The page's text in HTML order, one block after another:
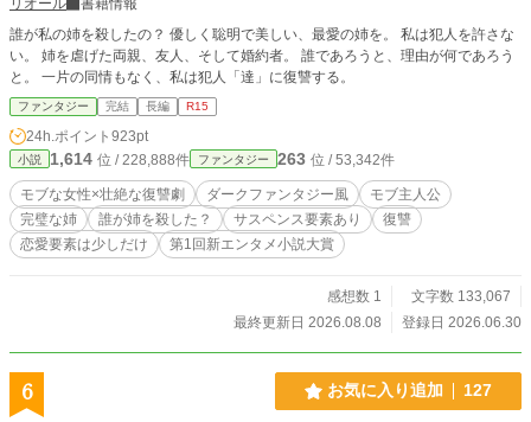
リオール
書籍情報
誰が私の姉を殺したの？ 優しく聡明で美しい、最愛の姉を。 私は犯人を許さな
い。 姉を虐げた両親、友人、そして婚約者。 誰であろうと、理由が何であろう
と。 一片の同情もなく、私は犯人「達」に復讐する。
ファンタジー 完結 長編 R15
24h.ポイント 923pt
小説 1,614 位 / 228,888件 ファンタジー 263 位 / 53,342件
モブな女性×壮絶な復讐劇 ダークファンタジー風
モブ主人公
完璧な姉
誰が姉を殺した？ サスペンス要素あり
復讐
恋愛要素は少しだけ
第1回新エンタメ小説大賞
感想数 1
文字数 133,067
最終更新日 2026.08.08
登録日 2026.06.30
6 お気に入り追加 127